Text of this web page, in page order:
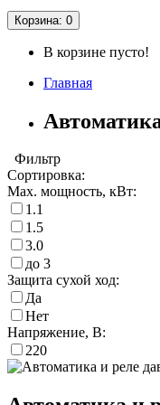
Корзина: 0
В корзине пусто!
Главная
Фильтр
Сортировка:
Max. мощность, кВт:
1.1
1.5
3.0
до 3
Защита сухой ход:
Да
Нет
Напряжение, В:
220